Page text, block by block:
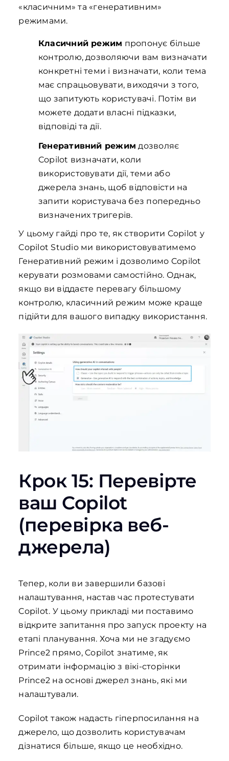
«класичним» та «генеративним»
режимами.
Класичний режим пропонує більше
контролю, дозволяючи вам визначати
конкретні теми і визначати, коли тема
має спрацьовувати, виходячи з того,
що запитують користувачі. Потім ви
можете додати власні підказки,
відповіді та дії.
Генеративний режим дозволяє
Copilot визначати, коли
використовувати дії, теми або
джерела знань, щоб відповісти на
запити користувача без попередньо
визначених тригерів.
У цьому гайді про те, як створити Copilot у
Copilot Studio ми використовуватимемо
Генеративний режим і дозволимо Copilot
керувати розмовами самостійно. Однак,
якщо ви віддаєте перевагу більшому
контролю, класичний режим може краще
підійти для вашого випадку використання.
Крок 15: Перевірте
ваш Copilot
(перевірка веб-
джерела)
Тепер, коли ви завершили базові
налаштування, настав час протестувати
Copilot. У цьому прикладі ми поставимо
відкрите запитання про запуск проекту на
етапі планування. Хоча ми не згадуємо
Prince2 прямо, Copilot знатиме, як
отримати інформацію з вікі-сторінки
Prince2 на основі джерел знань, які ми
налаштували.
Copilot також надасть гіперпосилання на
джерело, що дозволить користувачам
дізнатися більше, якщо це необхідно.